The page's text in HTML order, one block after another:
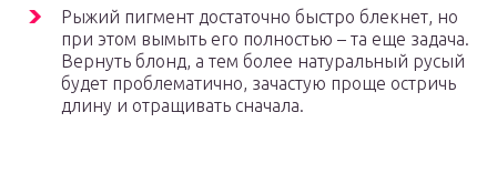
Рыжий пигмент достаточно быстро блекнет, но
при этом вымыть его полностью – та еще задача.
Вернуть блонд, а тем более натуральный русый
будет проблематично, зачастую проще остричь
длину и отращивать сначала.